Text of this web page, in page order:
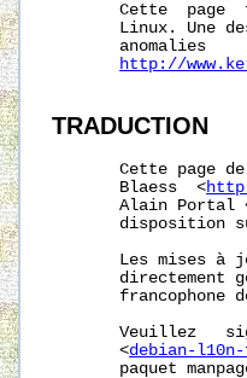
Cette  page
Linux. Une
anomalies
http://
TRADUCTION
Cette page
       Blaess  <
Alain Portal
disposition
Les mises à
directement
francophone
Veuillez
       <
debian-
paquet